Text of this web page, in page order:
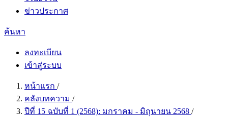
ข่าวประกาศ
ค้นหา
ลงทะเบียน
เข้าสู่ระบบ
หน้าแรก /
คลังบทความ /
ปีที่ 15 ฉบับที่ 1 (2568): มกราคม - มิถุนายน 2568 /